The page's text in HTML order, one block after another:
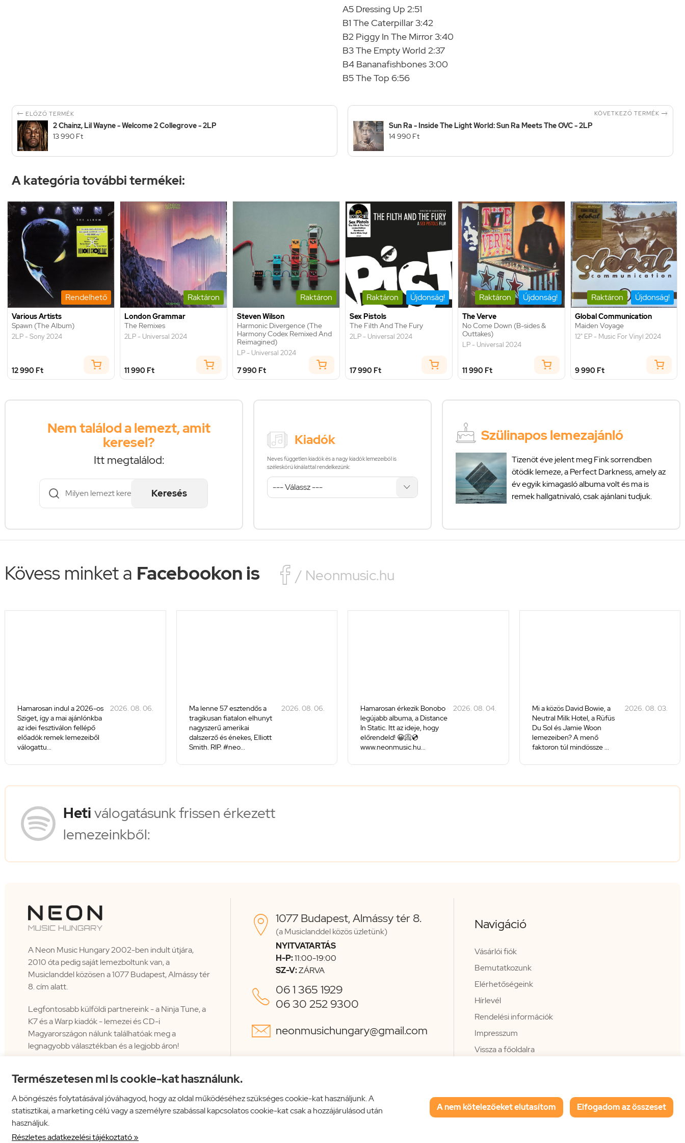
Természetesen mi is cookie-kat használunk.
A böngészés folytatásával jóváhagyod, hogy az oldal működéséhez szükséges cookie-kat használjunk. A
statisztikai, a marketing célú vagy a személyre szabással kapcsolatos cookie-kat csak a hozzájárulásod után
használjuk.
Részletes adatkezelési tájékoztató »
A nem kötelezőeket elutasítom Elfogadom az összeset
A5 Dressing Up 2:51
B1 The Caterpillar 3:42
B2 Piggy In The Mirror 3:40
B3 The Empty World 2:37
B4 Bananafishbones 3:00
B5 The Top 6:56
 ELŐZŐ TERMÉK
2 Chainz, Lil Wayne - Welcome 2 Collegrove - 2LP
13 990 Ft
KÖVETKEZŐ TERMÉK 
Sun Ra - Inside The Light World: Sun Ra Meets The OVC - 2LP
14 990 Ft
A kategória további termékei:
Rendelhető
Various Artists
Spawn (The Album)
2LP - Sony 2024
12 990 Ft
Raktáron
London Grammar
The Remixes
2LP - Universal 2024
11 990 Ft
Raktáron
Steven Wilson
Harmonic Divergence (The
Harmony Codex Remixed And
Reimagined)
LP - Universal 2024
7 990 Ft
Raktáron Újdonság!
Sex Pistols
The Filth And The Fury
2LP - Universal 2024
17 990 Ft
Raktáron Újdonság!
The Verve
No Come Down (B-sides &
Outtakes)
LP - Universal 2024
11 990 Ft
Raktáron Újdonság!
Global Communication
Maiden Voyage
12" EP - Music For Vinyl 2024
9 990 Ft
Nem találod a lemezt, amit
keresel?
Itt megtalálod:
Keresés
Kiadók
Neves független kiadók és a nagy kiadók lemezeiből is
széleskörű kínálattal rendelkezünk:
Szülinapos lemezajánló
Tizenöt éve jelent meg Fink sorrendben
ötödik lemeze, a Perfect Darkness, amely az
év egyik kimagasló albuma volt és ma is
remek hallgatnivaló, csak ajánlani tudjuk.
Kövess minket a Facebookon is  / Neonmusic.hu
Hamarosan indul a 2026-os
Sziget, így a mai ajánlónkba
az idei fesztiválon fellépő
előadók remek lemezeiből
válogattu...
2026. 08. 06.
Ma lenne 57 esztendős a
tragikusan fiatalon elhunyt
nagyszerű amerikai
dalszerző és énekes, Elliott
Smith. RIP. #neo...
2026. 08. 06.
Hamarosan érkezik Bonobo
legújabb albuma, a Distance
In Static. Itt az ideje, hogy
előrendeld! 😀📀💿
www.neonmusic.hu...
2026. 08. 04.
Mi a közös David Bowie, a
Neutral Milk Hotel, a Rüfüs
Du Sol és Jamie Woon
lemezeiben? A menő
faktoron túl mindössze ...
2026. 08. 03.
Hetiválogatásunk frissen érkezett
lemezeinkből:
A Neon Music Hungary 2002-ben indult útjára,
2010 óta pedig saját lemezboltunk van, a
Musiclanddel közösen a 1077 Budapest, Almássy tér
8. cím alatt.
Legfontosabb külföldi partnereink - a Ninja Tune, a
K7 és a Warp kiadók - lemezei és CD-i
Magyarországon nálunk találhatóak meg a
legnagyobb választékban és a legjobb áron!
 1077 Budapest, Almássy tér 8.
(a Musiclanddel közös üzletünk)
NYITVATARTÁS
H-P:11:00-19:00
SZ-V:ZÁRVA
 06 1 365 1929
06 30 252 9300
 neonmusichungary@gmail.com
Navigáció
Vásárlói fiók
Bemutatkozunk
Elérhetőségeink
Hírlevél
Rendelési információk
Impresszum
Vissza a főoldalra
Neon Music Hungary Bt. ÁSZF